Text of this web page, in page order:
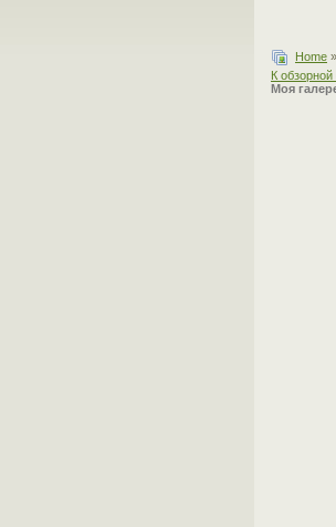
Home »
К обзорной
Моя